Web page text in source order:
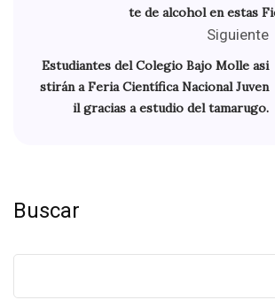
te de alcohol en estas
Siguiente
Estudiantes del Colegio Bajo Molle asi
stirán a Feria Científica Nacional Juven
il gracias a estudio del tamarugo.
Buscar